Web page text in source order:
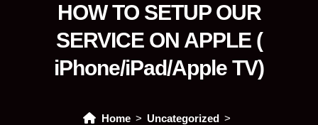
HOW TO SETUP OUR
SERVICE ON APPLE (
iPhone/iPad/Apple TV)
Home
Uncategorized